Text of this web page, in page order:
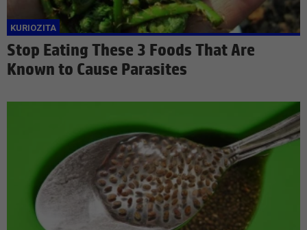
Stop Eating These 3 Foods That Are
Known to Cause Parasites